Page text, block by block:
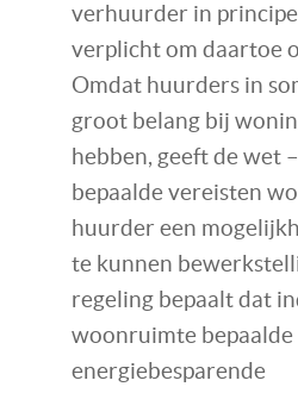
verhuurder in
verplicht om daartoe
Omdat huurders in
groot belang bij
hebben, geeft de wet
bepaalde vereisten
huurder een
te kunnen
regeling bepaalt dat
woonruimte bepaalde
energiebesparende